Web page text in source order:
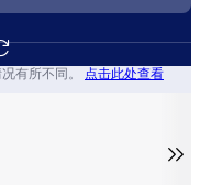
有所不同。 点击此处查看
